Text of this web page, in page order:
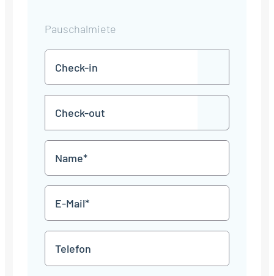
Pauschalmiete
in
TT
Punkt
MM
JJJJ
TT
Punkt
MM
JJJJ
Mail
*